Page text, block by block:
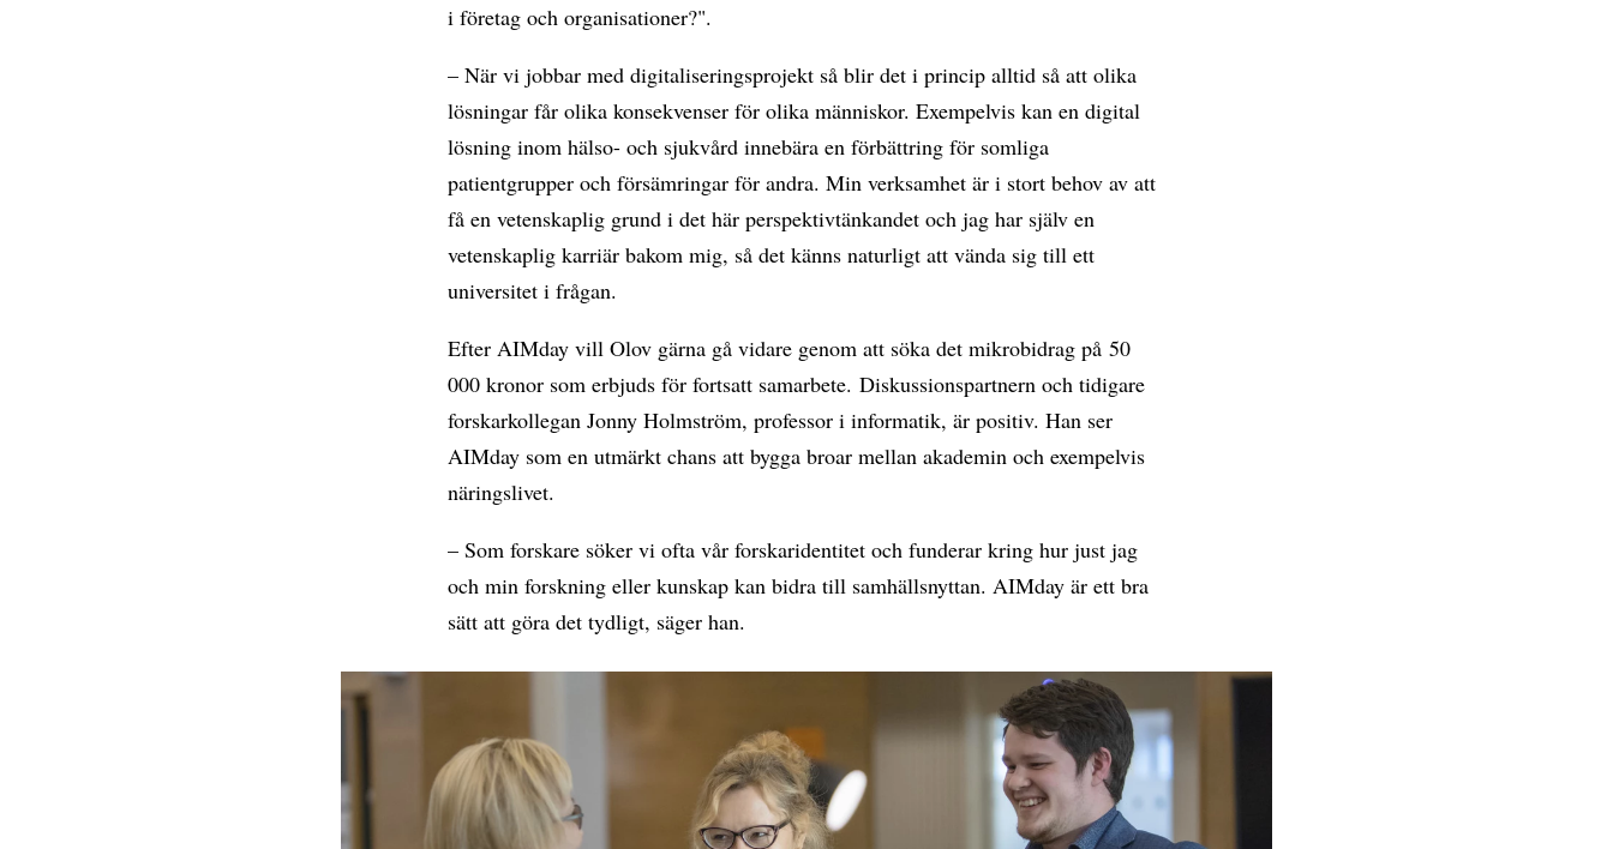
i företag och organisationer?".
– När vi jobbar med digitaliseringsprojekt så blir det i princip alltid så att olika
lösningar får olika konsekvenser för olika människor. Exempelvis kan en digital
lösning inom hälso- och sjukvård innebära en förbättring för somliga
patientgrupper och försämringar för andra. Min verksamhet är i stort behov av att
få en vetenskaplig grund i det här perspektivtänkandet och jag har själv en
vetenskaplig karriär bakom mig, så det känns naturligt att vända sig till ett
universitet i frågan.
Efter AIMday vill Olov gärna gå vidare genom att söka det mikrobidrag på 50
000 kronor som erbjuds för fortsatt samarbete. Diskussionspartnern och tidigare
forskarkollegan Jonny Holmström, professor i informatik, är positiv. Han ser
AIMday som en utmärkt chans att bygga broar mellan akademin och exempelvis
näringslivet.
– Som forskare söker vi ofta vår forskaridentitet och funderar kring hur just jag
och min forskning eller kunskap kan bidra till samhällsnyttan. AIMday är ett bra
sätt att göra det tydligt, säger han.